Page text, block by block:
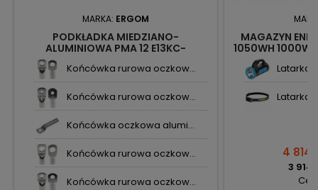
MARKA: ERGOM
PODKŁADKA MIEDZIANO-
ALUMINIOWA PMA 12 E13KC-
Końcówka rurowa oczkow...
Końcówka rurowa oczkow...
Końcówka oczkowa alumi...
Końcówka rurowa oczkow...
Końcówka rurowa oczkow...
MAGAZYN
1050WH 1000W
Latarka
Latarka
4
3